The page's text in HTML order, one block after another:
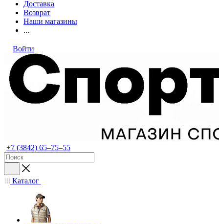
Доставка
Возврат
Наши магазины
...
Войти
+7 (3842) 65–75–55
Каталог